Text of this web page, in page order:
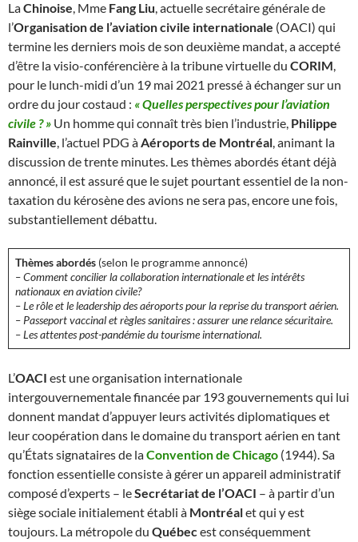
LaChinoise, Mme Fang Liu, actuelle secrétaire générale de
l’Organisation de l’aviation civile internationale (OACI) qui
termine les derniers mois de son deuxième mandat, a accepté
d’être la visio-conférencière à la tribune virtuelle du CORIM,
pour le lunch-midi d’un 19 mai 2021 pressé à échanger sur un
ordre du jour costaud : « Quelles perspectives pour l’aviation
civile ? » Un homme qui connaît très bien l’industrie, Philippe
Rainville, l’actuel PDG àAéroports de Montréal, animant la
discussion de trente minutes. Les thèmes abordés étant déjà
annoncé, il est assuré que le sujet pourtant essentiel de la non-
taxation du kérosène des avions ne sera pas, encore une fois,
substantiellement débattu.
Thèmes abordés (selon le programme annoncé)
– Comment concilier la collaboration internationale et les intérêts
nationaux en aviation civile?
– Le rôle et le leadership des aéroports pour la reprise du transport aérien.
– Passeport vaccinal et règles sanitaires : assurer une relance sécuritaire.
– Les attentes post-pandémie du tourisme international.
L’OACI est une organisation internationale
intergouvernementale financée par 193 gouvernements qui lui
donnent mandat d’appuyer leurs activités diplomatiques et
leur coopération dans le domaine du transport aérien en tant
qu’États signataires de laConvention de Chicago (1944). Sa
fonction essentielle consiste à gérer un appareil administratif
composé d’experts – leSecrétariat de l’OACI – à partir d’un
siège sociale initialement établi à Montréalet qui y est
toujours. La métropole du Québecest conséquemment